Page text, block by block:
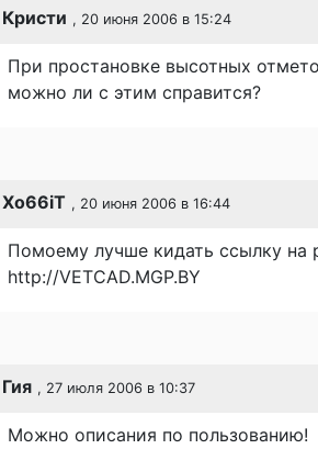
Кристи , 20 июня 2006 в 15:24
При простановке высотных
можно ли с этим справится?
Xo66iT , 20 июня 2006 в 16:44
Помоему лучше кидать ссылку на
http://VETCAD.MGP.BY
Гия , 27 июля 2006 в 10:37
Можно описания по пользованию!